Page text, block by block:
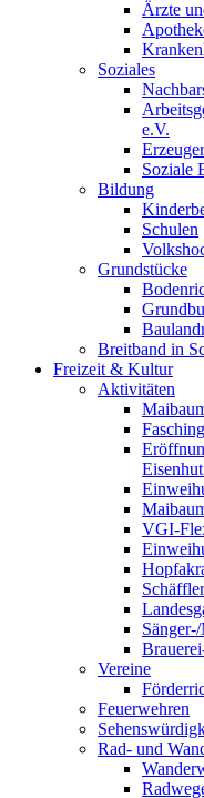
Ärzte
Soziales
e.V.
Soziale
Bildung
Schulen
Grundstücke
Breitband in
Freizeit & Kultur
Aktivitäten
VGI-
Vereine
Feuerwehren
Rad- und